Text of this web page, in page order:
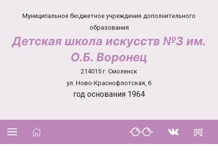
Муниципальное бюджетное учреждение дополнительного
образования
Детская школа искусств №3 им.
О.Б. Воронец
214015 г. Смоленск
ул. Ново-Краснофлотская, 6
год основания 1964